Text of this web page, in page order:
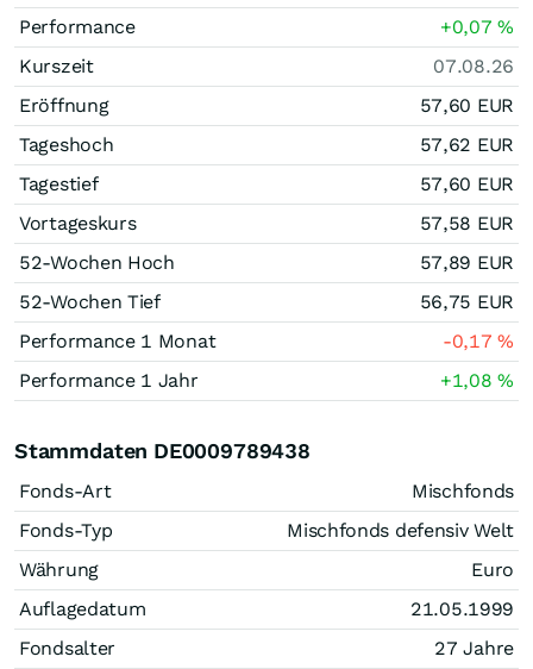
Performance +0,07%
Kurszeit
07.08.26
Eröffnung
57,60 EUR
Tageshoch
57,62 EUR
Tagestief
57,60 EUR
Vortageskurs
57,58 EUR
52-Wochen Hoch
57,89 EUR
52-Wochen Tief
56,75 EUR
Performance 1 Monat
-0,17%
Performance 1 Jahr
+1,08%
Stammdaten DE0009789438
Fonds-Art
Mischfonds
Fonds-Typ
Mischfonds defensiv Welt
Währung
Euro
Auflagedatum
21.05.1999
Fondsalter
27 Jahre